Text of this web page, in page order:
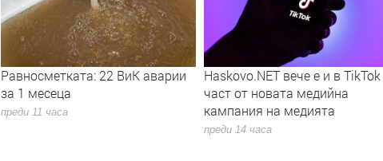
Равносметката: 22 ВиК аварии
за 1 месеца
преди 11 часа
Haskovo.NET вече е и в
част от новата медийна
кампания на медията
преди 14 часа